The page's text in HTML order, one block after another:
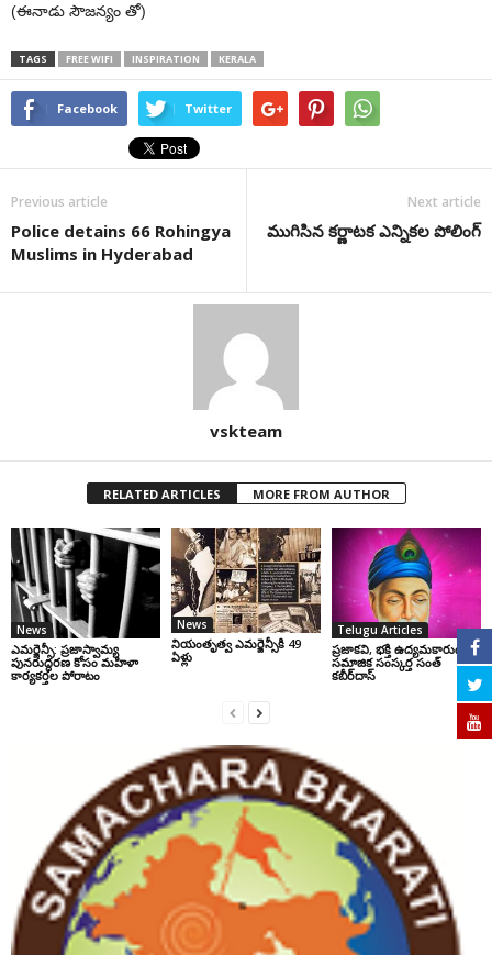
(ఈనాడు సౌజన్యం తో)
TAGS FREE WIFI INSPIRATION KERALA
Facebook Twitter
Previous article
Police detains 66 Rohingya
Muslims in Hyderabad
Next article
ముగిసిన కర్ణాటక ఎన్నికల పోలింగ్‌
vskteam
RELATED ARTICLES MORE FROM AUTHOR
News
ఎమర్జెన్సీ: ప్రజాస్వామ్య
పునరుద్ధరణ కోసం మహిళా
కార్యకర్తల పోరాటం
News
నియంతృత్వ ఎమర్జెన్సీకి 49
ఏళ్లు
Telugu Articles
ప్రజాకవి, భక్తి ఉద్యమకారుడు,
సమాజిక సంస్కర్త సంత్‌
కబీర్‌దాస్‌